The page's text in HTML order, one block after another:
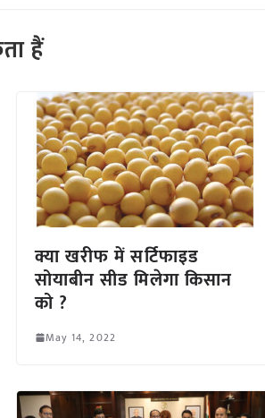
हैं
क्या खरीफ में सर्टिफाइड
सोयाबीन सीड मिलेगा किसान
को ?
May 14, 2022